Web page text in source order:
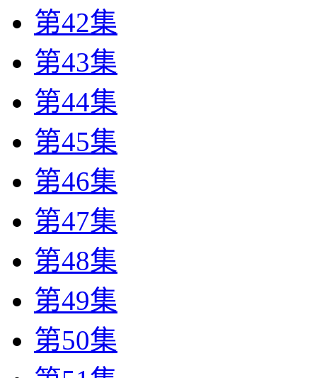
第42集
第43集
第44集
第45集
第46集
第47集
第48集
第49集
第50集